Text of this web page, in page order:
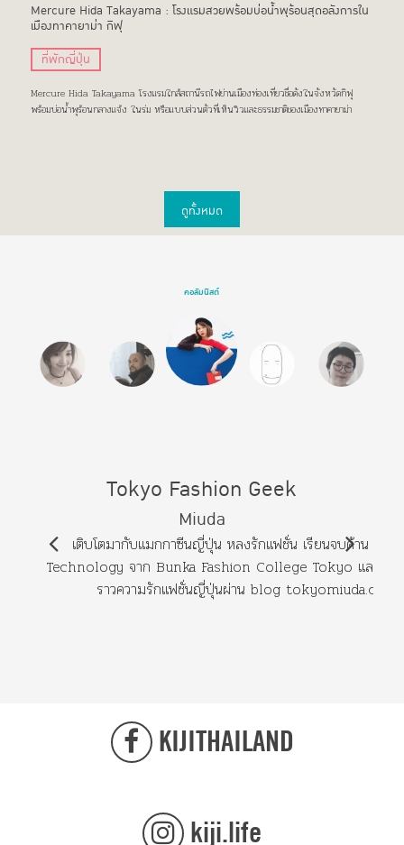
Mercure Hida Takayama : โรงแรมสวยพร้อมบ่อน้ำพุร้อนสุดอลังการใน
เมืองทาคายาม่า กิฟุ
ที่พักญี่ปุ่น
Mercure Hida Takayama โรงแรมใกล้สถานีรถไฟย่านเมืองท่องเที่ยวชื่อดังในจังหวัดกิฟุ
พร้อมบ่อน้ำพุร้อนกลางแจ้ง ในร่ม หรือแบบส่วนตัวที่เห็นวิวและธรรมชาติของเมืองทาคายาม่า
ดูทั้งหมด
คอลัมนิสต์
Tokyo Fashion Geek
Miuda
เติบโตมากับแมกกาซีนญี่ปุ่น หลงรักแฟชั่น เรียนจบด้าน
Technology จาก Bunka Fashion College Tokyo และบอก
ราวความรักแฟชั่นญี่ปุ่นผ่าน blog tokyomiuda.com
kiji.life
KIJITHAILAND